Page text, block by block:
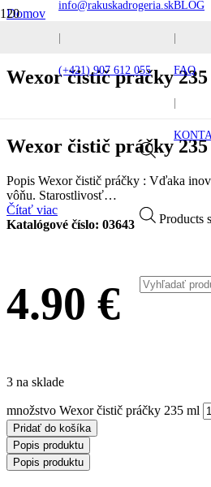
info@rakuskadrogeria.sk
|
(+421) 907 612 055
BLOG
|
FAQ
|
Products
Domov
Wexor čistič práčky 235 ml
Wexor čistič práčky
Wexor čistič práčky
Popis Wexor čistič práčky : Vďaka
vôňu. Starostlivosť…
Čítať viac
Katalógové číslo: 03643
4.90 €
3 na sklade
množstvo Wexor čistič práčky 235 ml
Pridať do košíka
Popis produktu
Popis produktu